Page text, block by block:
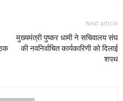
Next article
मुख्यमंत्री पुष्कर धामी ने सचिवालय संघ
की नवनिर्वाचित कार्यकारिणी को दिलाई
शपथ